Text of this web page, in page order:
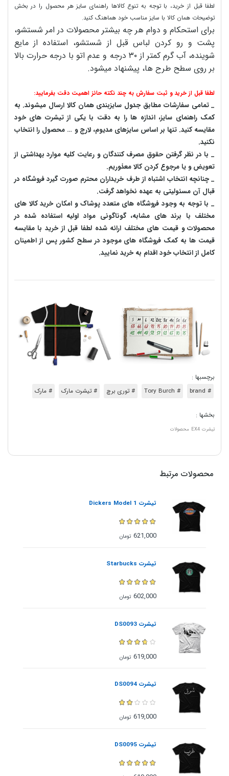
لطفا قبل از خرید، با توجه به تنوع کالاها راهنمای سایز هر محصول را در بخش
توضیحات همان کالا با سایز مناسب خود هماهنگ کنید.
برای استحکام و دوام هر چه بیشتر محصولات در امر شستشو،
پشت و رو کردن لباس قبل از شستشو، استفاده از مایع
شوینده، آب گرم کمتر از ۳۰ درجه و عدم اتو با درجه حرارت بالا
بر روی سطح طرح ها، پیشنهاد میشود.
لطفا قبل از خرید و ثبت سفارش به چند نکته حائز اهمیت دقت بفرمایید:
_ تمامی سفارشات مطابق جدول سایزبندی همان کالا ارسال میشوند. به
کمک راهنمای سایز، اندازه ها را به دقت با یکی از تیشرت های خود
مقایسه کنید. تنها بر اساس سایزهای مدیوم، لارج و … محصول را انتخاب
نکنید.
_ با در نظر گرفتن حقوق مصرف کنندگان و رعایت کلیه موارد بهداشتی از
تعویض و یا مرجوع کردن کالا معذوریم.
_ چنانچه انتخاب اشتباه از طرف خریداران محترم صورت گیرد فروشگاه در
قبال آن مسئولیتی به عهده نخواهد گرفت.
_ با توجه به‌ وجود فروشگاه های متعدد‌ پوشاک و امکان خرید کالا های
مختلف با برند های مشابه، گوناگونی مواد اولیه استفاده شده در
محصولات و قیمت های مختلف ارائه شده لطفا قبل از خرید با مقایسه
قیمت ها به کمک فروشگاه های موجود در سطح کشور پس از اطمینان
کامل از انتخاب خود اقدام به خرید نمایید.
برچسبها :
# brand
# Tory Burch # توری برچ # تیشرت مارک # مارک
بخشها :
تیشرت EX4 محصولات
محصولات مرتبط
تیشرت Dickers Model 1
621,000 تومان
تیشرت Starbucks
602,000 تومان
تیشرت DS0093
619,000 تومان
تیشرت DS0094
619,000 تومان
تیشرت DS0095